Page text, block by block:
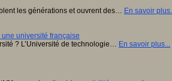
les générations et ouvrent des… En savoir
université française
? L’Université de technologie… En savoir plus...